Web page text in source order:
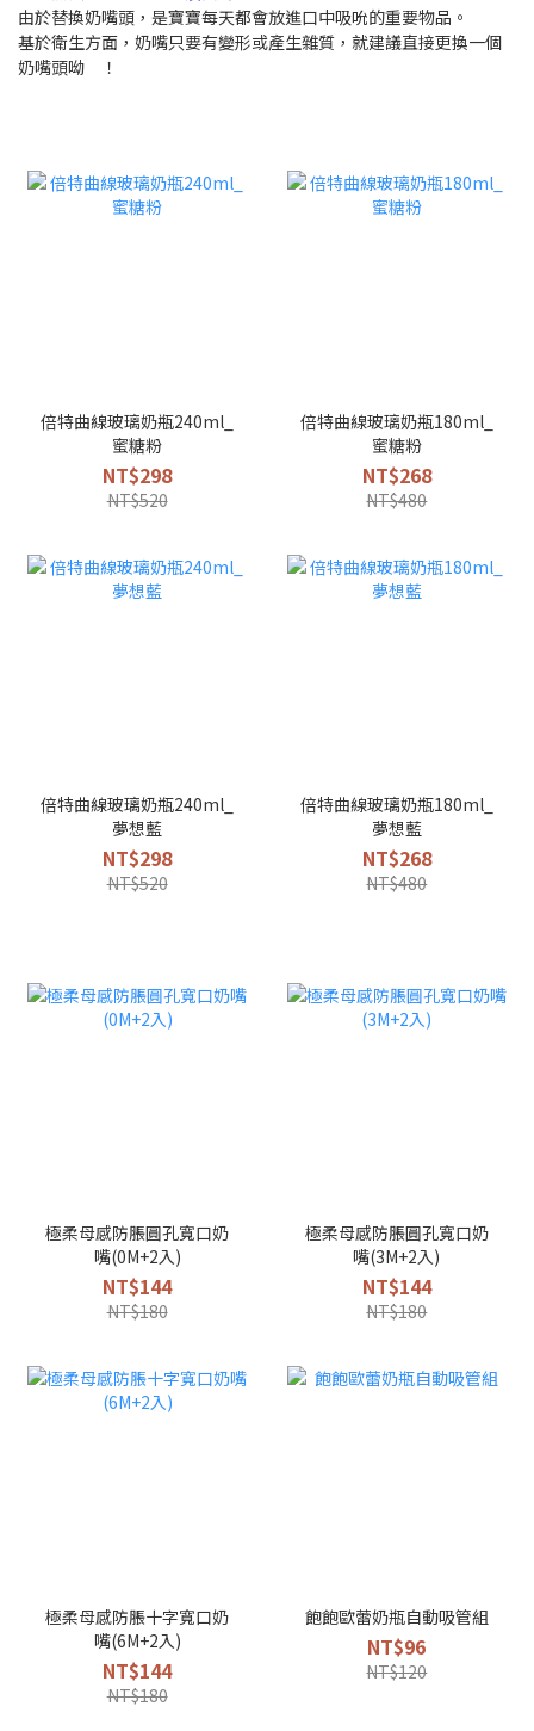
由於替換奶嘴頭，是寶寶每天都會放進口中吸吮的重要物品。
基於衛生方面，奶嘴只要有變形或產生雜質，就建議直接更換一個
奶嘴頭呦 ！
倍特曲線玻璃奶瓶240ml_
蜜糖粉
NT$298
NT$520
倍特曲線玻璃奶瓶180ml_
蜜糖粉
NT$268
NT$480
倍特曲線玻璃奶瓶240ml_
夢想藍
NT$298
NT$520
倍特曲線玻璃奶瓶180ml_
夢想藍
NT$268
NT$480
極柔母感防脹圓孔寬口奶
嘴(0M+2入)
NT$144
NT$180
極柔母感防脹圓孔寬口奶
嘴(3M+2入)
NT$144
NT$180
極柔母感防脹十字寬口奶
嘴(6M+2入)
NT$144
NT$180
飽飽歐蕾奶瓶自動吸管組
NT$96
NT$120